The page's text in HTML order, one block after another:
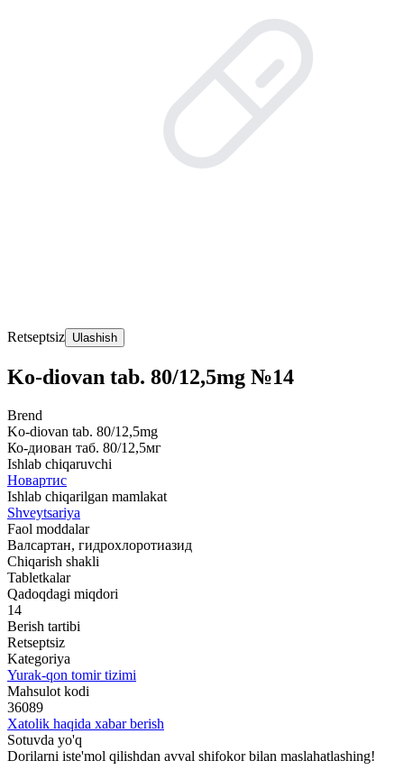
Retseptsiz Ulashish
Ko-diovan tab. 80/12,5mg №14
Brend
Ko-diovan tab. 80/12,5mg
Ко-диован таб. 80/12,5мг
Ishlab chiqaruvchi
Новартис
Ishlab chiqarilgan mamlakat
Shveytsariya
Faol moddalar
Валсартан, гидрохлоротиазид
Chiqarish shakli
Tabletkalar
Qadoqdagi miqdori
14
Berish tartibi
Retseptsiz
Kategoriya
Yurak-qon tomir tizimi
Mahsulot kodi
36089
Xatolik haqida xabar berish
Sotuvda yo'q
Dorilarni iste'mol qilishdan avval shifokor bilan maslahatlashing!